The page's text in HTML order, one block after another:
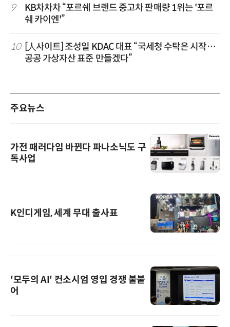
9
KB차차차 “포르쉐 브랜드 중고차 판매량 1위는 '포르
쉐 카이엔'”
10 [人사이트] 조성일 KDAC 대표 “국세청 수탁은 시작…
공공 가상자산 표준 만들겠다”
주요뉴스
가전 패러다임 바뀐다 파나소닉도 구
독사업
K인디게임, 세계 무대 출사표
'모두의 AI' 컨소시엄 영입 경쟁 불붙
어